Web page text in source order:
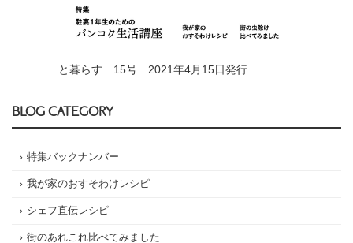
と暮らす 15号 2021年4月15日発行
BLOG CATEGORY
特集バックナンバー
我が家のおすそわけレシピ
シェフ直伝レシピ
街のあれこれ比べてみました